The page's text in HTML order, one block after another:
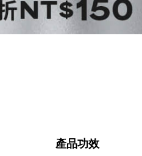
產品功效